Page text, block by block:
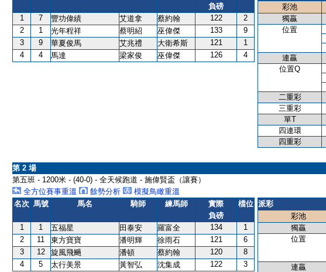
負磅
1 7 豐功偉績 艾道拿 蔡約翰 122
2
2
1 光年程祥 蔡明紹 巫偉傑 133
9
3
9 華夏俊馬 艾兆禮 大衛希斯 121
1
4
4 馬達 梁家俊 巫偉傑 126 4
彩池
獨贏
位置
連贏
位置Q
二重彩
三重彩
單T
四連環
四重彩
第 2 場
第五班 - 1200米 - (40-0) - 全天候跑道 - 施偉賢盃（讓賽）
全方位賽事重溫
餘勢分析
模擬鳥瞰重溫
名次 馬號 馬名 騎師 練馬師
實際
負磅
檔位
1 1 五福星 田泰安 羅富全 134
1
2
11 東方寶寶 潘明輝 徐雨石 121
6
3
12 旋風飛颺 潘頓 蔡約翰 120
8
4
5 太行美景 黃智弘 沈集成 122 3
派彩
彩池
獨贏
位置
連贏